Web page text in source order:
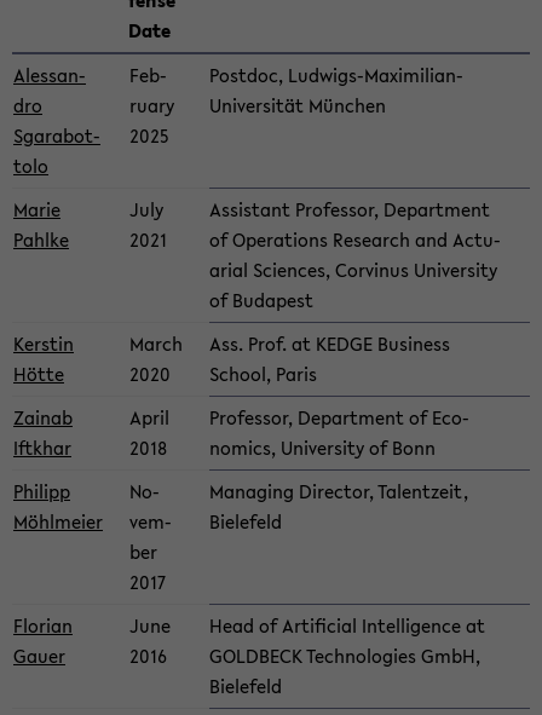
Date
Alessan­
dro
Sgarabot­
tolo
Feb­
ru­ary
2025
Post­doc, Ludwigs-​Maximilian-
Universität München
Marie
Pahlke
July
2021
As­sis­tant Pro­fes­sor, De­part­ment
of Op­er­a­tions Re­search and Ac­tu­
ar­ial Sci­ences, Corv­i­nus Uni­ver­sity
of Bu­dapest
Ker­stin
Hötte
March
2020
Ass. Prof. at KEDGE Busi­ness
School, Paris
Zainab
Iftkhar
April
2018
Pro­fes­sor, De­part­ment of Eco­
nom­ics, Uni­ver­sity of Bonn
Philipp
Möhlmeier
No­
vem­
ber
2017
Man­ag­ing Di­rec­tor, Tal­entzeit,
Biele­feld
Flo­rian
Gauer
June
2016
Head of Ar­ti­fi­cial In­tel­li­gence at
GOLD­BECK Tech­nolo­gies GmbH,
Biele­feld